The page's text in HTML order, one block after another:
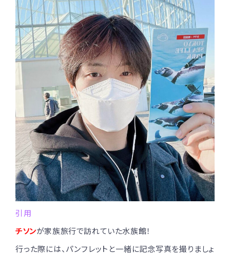
引用
チソンが家族旅行で訪れていた水族館！
行った際には、パンフレットと一緒に記念写真を撮りましょ